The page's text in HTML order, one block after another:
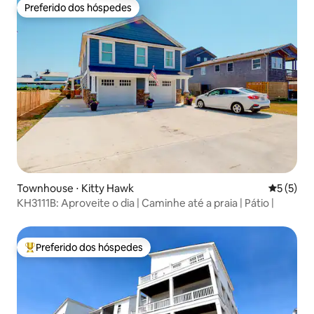
Preferido dos hóspedes
Preferido dos hóspedes
Townhouse ⋅ Kitty Hawk 5 de
5 (5)
KH3111B: Aproveite o dia | Caminhe até a praia | Pátio |
Entre os melhores preferidos dos hóspedes
Preferido dos hóspedes